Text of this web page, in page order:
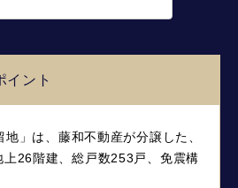
イント
地」は、藤和不動産が分譲した、
26階建、総戸数253戸、免震構